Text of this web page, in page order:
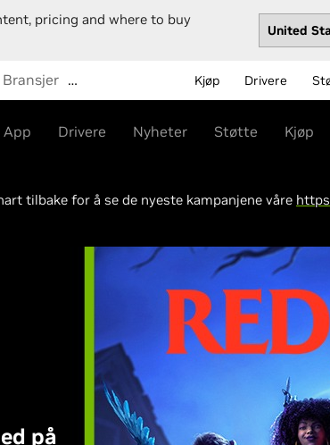
pricing and where to buy
Bransjer … Kjøp Drivere
App Drivere Nyheter Støtte Kjøp
tilbake for å se de nyeste kampanjene våre
på